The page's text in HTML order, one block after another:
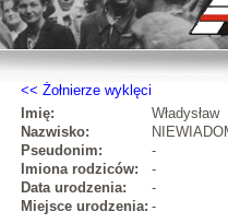
Żołnierze wyklęci
Imię:
Władysław
Nazwisko:
Pseudonim:
-
Imiona rodziców:
-
Data urodzenia:
-
Miejsce urodzenia: -